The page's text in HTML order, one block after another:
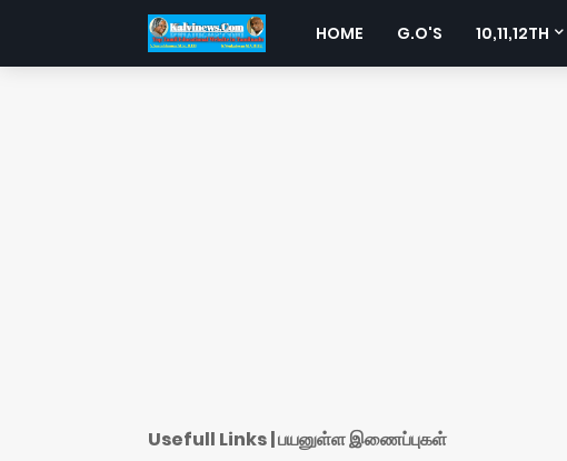
HOME G.O'S 10,11,12TH
Usefull Links | பயனுள்ள இணைப்புகள்